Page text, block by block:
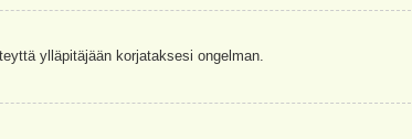
ylläpitäjään korjataksesi ongelman.